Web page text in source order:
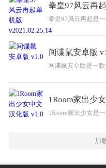
拳皇97风云再
拳皇97风云再起是
间谍鼠安卓版
间谍鼠安卓版是一
1Room家出少
1Room家出少女是
加